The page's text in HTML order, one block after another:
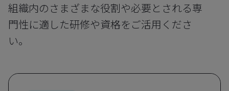
組織内のさまざまな役割や必要とされる専
門性に適した研修や資格をご活用くださ
い。